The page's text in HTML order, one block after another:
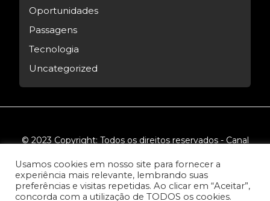
Oportunidades
Passagens
Tecnologia
Uncategorized
© 2023 Copyright: Todos os direitos reservados - Canal
Usamos cookies em nosso site para fornecer a
experiência mais relevante, lembrando suas
preferências e visitas repetidas. Ao clicar em “Aceitar”,
concorda com a utilização de TODOS os cookies.